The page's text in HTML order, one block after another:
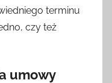
terminu
czy też
umowy